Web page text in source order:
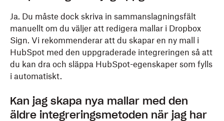
Ja. Du måste dock skriva in sammanslagningsfält
manuellt om du väljer att redigera mallar i Dropbox
Sign. Vi rekommenderar att du skapar en ny mall i
HubSpot med den uppgraderade integreringen så att
du kan dra och släppa HubSpot-egenskaper som fylls
i automatiskt.
Kan jag skapa nya mallar med den
äldre integreringsmetoden när jag har